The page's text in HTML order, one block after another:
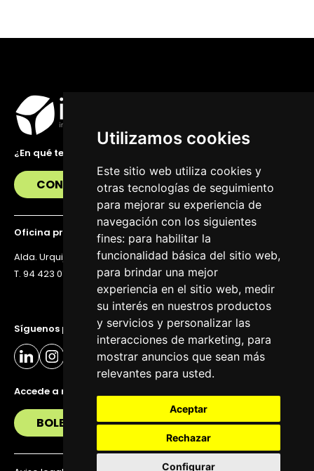
Utilizamos cookies
Este sitio web utiliza cookies y
otras tecnologías de seguimiento
para mejorar su experiencia de
navegación con los siguientes
fines: para habilitar la
funcionalidad básica del sitio web,
para brindar una mejor
experiencia en el sitio web, medir
su interés en nuestros productos
y servicios y personalizar las
interacciones de marketing, para
mostrar anuncios que sean más
relevantes para usted.
Aceptar
Rechazar
Configurar
Síguenos para estar al día
Accede a nuestra newsletter
BOLETÍN
¿En qué te podemos ayudar?
CONTÁCTANOS
Oficina principal
Alda. Urquijo 36, 6ª planta, 48011 Bilbao
T. 94 423 07 43